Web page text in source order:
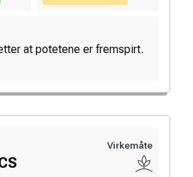
at potetene er fremspirt.
Virkemåte